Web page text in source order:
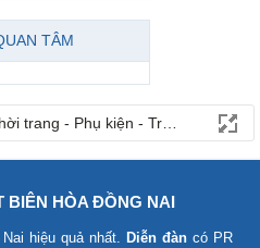
TÂM
trang - Phụ kiện - Trang sức -
BIÊN HÒA ĐỒNG NAI
hiệu quả nhất. Diễn đàn có PR